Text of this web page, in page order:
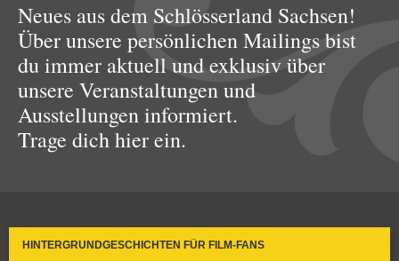
Neues aus dem Schlösserland Sachsen!
Über unsere persönlichen Mailings bist
du immer aktuell und exklusiv über
unsere Veranstaltungen und
Ausstellungen informiert.
Trage dich hier ein.
HINTERGRUNDGESCHICHTEN FÜR FILM-FANS